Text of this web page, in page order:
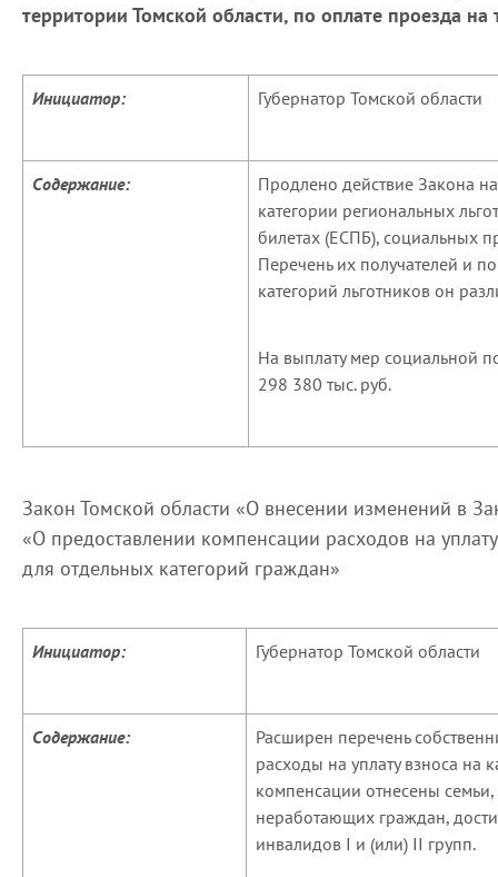
территории Томской области, по оплате проезда
Инициатор: Губернатор Томской области
Содержание:
Продлено действие Закона
категории региональных
билетах (ЕСПБ), социальных
Перечень их получателей и
категорий льготников он
На выплату мер социальной
298 380 тыс. руб.
Закон Томской области «О внесении изменений в
«О предоставлении компенсации расходов на
для отдельных категорий граждан»
Инициатор: Губернатор Томской области
Содержание:
Расширен перечень
расходы на уплату взноса на
компенсации отнесены
неработающих граждан,
инвалидов I и (или) II групп.